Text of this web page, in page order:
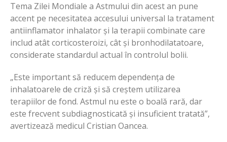
Tema Zilei Mondiale a Astmului din acest an pune
accent pe necesitatea accesului universal la tratament
antiinflamator inhalator și la terapii combinate care
includ atât corticosteroizi, cât și bronhodilatatoare,
considerate standardul actual în controlul bolii.
„Este important să reducem dependența de
inhalatoarele de criză și să creștem utilizarea
terapiilor de fond. Astmul nu este o boală rară, dar
este frecvent subdiagnosticată și insuficient tratată”,
avertizează medicul Cristian Oancea.